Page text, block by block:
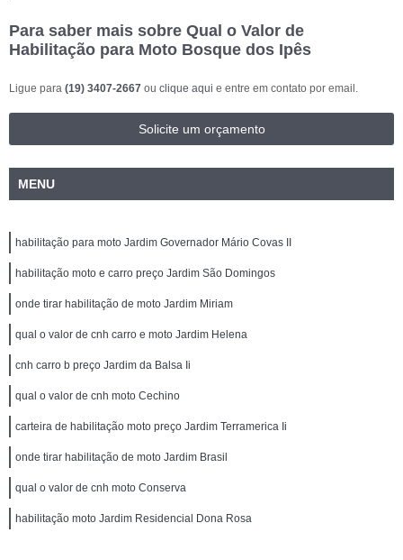
Para saber mais sobre Qual o Valor de
Habilitação para Moto Bosque dos Ipês
Ligue para (19) 3407-2667 ou clique aqui e entre em contato por email.
Solicite um orçamento
MENU
habilitação para moto Jardim Governador Mário Covas II
habilitação moto e carro preço Jardim São Domingos
onde tirar habilitação de moto Jardim Miriam
qual o valor de cnh carro e moto Jardim Helena
cnh carro b preço Jardim da Balsa Ii
qual o valor de cnh moto Cechino
carteira de habilitação moto preço Jardim Terramerica Ii
onde tirar habilitação de moto Jardim Brasil
qual o valor de cnh moto Conserva
habilitação moto Jardim Residencial Dona Rosa